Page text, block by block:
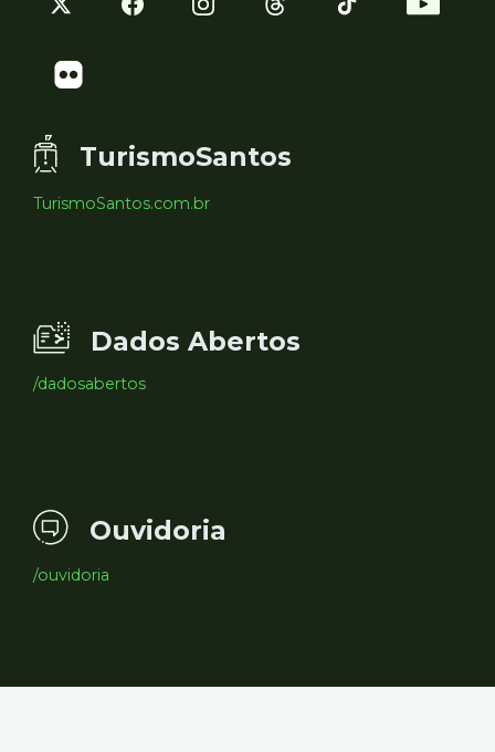
TurismoSantos
TurismoSantos.com.br
Dados Abertos
/dadosabertos
Ouvidoria
/ouvidoria